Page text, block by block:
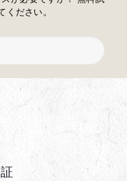
ださい。